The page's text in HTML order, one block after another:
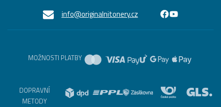
info@originalnitonery.cz
MOŽNOSTI PLATBY
DOPRAVNÍ
METODY